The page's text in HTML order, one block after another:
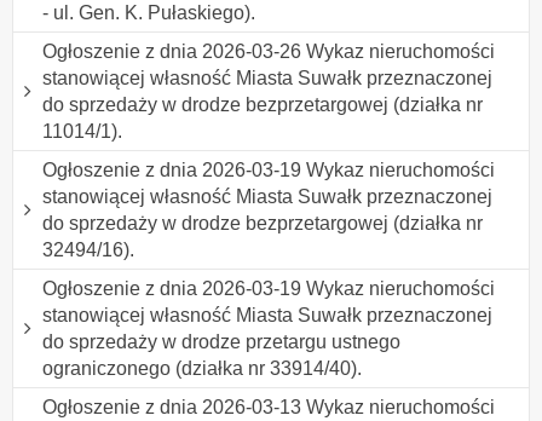
- ul. Gen. K. Pułaskiego).
Ogłoszenie z dnia 2026-03-26 Wykaz nieruchomości
stanowiącej własność Miasta Suwałk przeznaczonej
do sprzedaży w drodze bezprzetargowej (działka nr
11014/1).
Ogłoszenie z dnia 2026-03-19 Wykaz nieruchomości
stanowiącej własność Miasta Suwałk przeznaczonej
do sprzedaży w drodze bezprzetargowej (działka nr
32494/16).
Ogłoszenie z dnia 2026-03-19 Wykaz nieruchomości
stanowiącej własność Miasta Suwałk przeznaczonej
do sprzedaży w drodze przetargu ustnego
ograniczonego (działka nr 33914/40).
Ogłoszenie z dnia 2026-03-13 Wykaz nieruchomości